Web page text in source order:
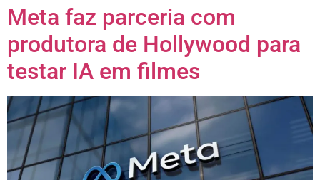
Meta faz parceria com
produtora de Hollywood para
testar IA em filmes